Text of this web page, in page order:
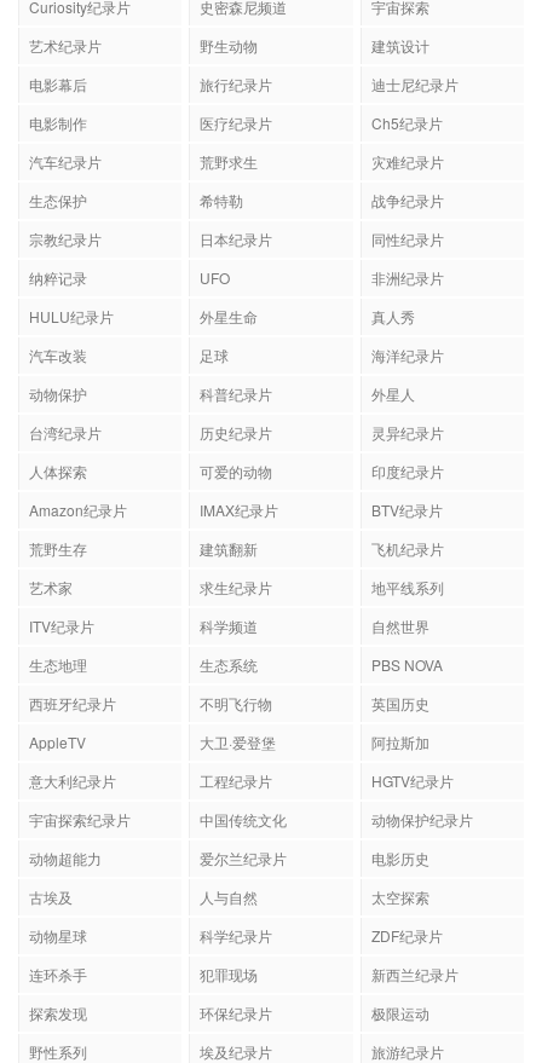
Curiosity纪录片 史密森尼频道
宇宙探索
艺术纪录片
野生动物
建筑设计
电影幕后
旅行纪录片
迪士尼纪录片
电影制作
医疗纪录片
Ch5纪录片
汽车纪录片
荒野求生
灾难纪录片
生态保护
希特勒
战争纪录片
宗教纪录片
日本纪录片
同性纪录片
纳粹记录
UFO
非洲纪录片
HULU纪录片
外星生命
真人秀
汽车改装
足球
海洋纪录片
动物保护
科普纪录片
外星人
台湾纪录片
历史纪录片
灵异纪录片
人体探索
可爱的动物
印度纪录片
Amazon纪录片
IMAX纪录片
BTV纪录片
荒野生存
建筑翻新
飞机纪录片
艺术家
求生纪录片
地平线系列
ITV纪录片
科学频道
自然世界
生态地理
生态系统
PBS NOVA
西班牙纪录片
不明飞行物
英国历史
AppleTV
大卫·爱登堡
阿拉斯加
意大利纪录片
工程纪录片
HGTV纪录片
宇宙探索纪录片
中国传统文化
动物保护纪录片
动物超能力
爱尔兰纪录片
电影历史
古埃及
人与自然
太空探索
动物星球
科学纪录片
ZDF纪录片
连环杀手
犯罪现场
新西兰纪录片
探索发现
环保纪录片
极限运动
野性系列
埃及纪录片
旅游纪录片